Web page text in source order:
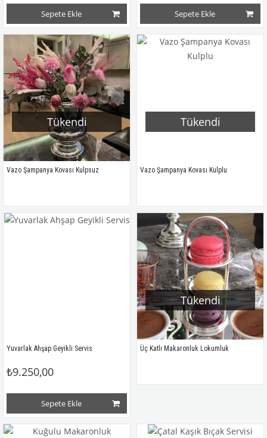
Sepete Ekle Sepete Ekle
Tükendi
Vazo Şampanya Kovası Kulpsuz
Tükendi
Vazo Şampanya Kovası Kulplu
Yuvarlak Ahşap Geyikli Servis
₺9.250,00
Sepete Ekle
Tükendi
Üç Katlı Makaronluk Lokumluk